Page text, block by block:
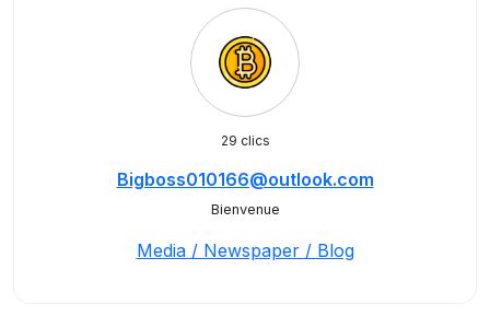
29 clics
Bigboss010166@outlook.com
Bienvenue
Media / Newspaper / Blog